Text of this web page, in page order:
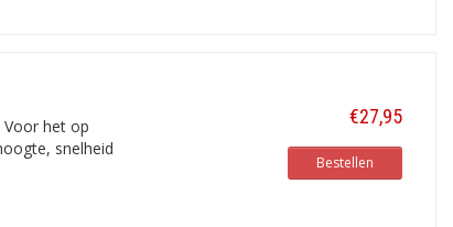
Voor het op
snelheid
€27,95
Bestellen